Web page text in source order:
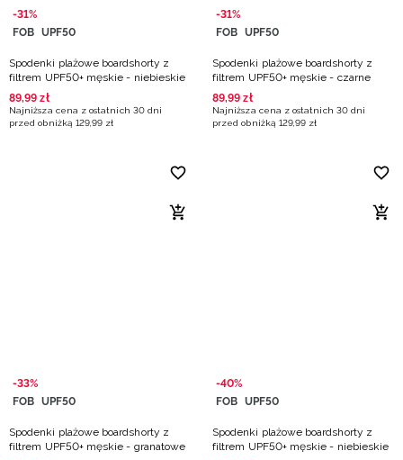
-31%
FOB UPF50
Spodenki plażowe boardshorty z
filtrem UPF50+ męskie - niebieskie
89,99 zł
Najniższa cena z ostatnich 30 dni
przed obniżką 129,99 zł
-31%
FOB UPF50
Spodenki plażowe boardshorty z
filtrem UPF50+ męskie - czarne
89,99 zł
Najniższa cena z ostatnich 30 dni
przed obniżką 129,99 zł
-33%
FOB UPF50
Spodenki plażowe boardshorty z
filtrem UPF50+ męskie - granatowe
-40%
FOB UPF50
Spodenki plażowe boardshorty z
filtrem UPF50+ męskie - niebieskie